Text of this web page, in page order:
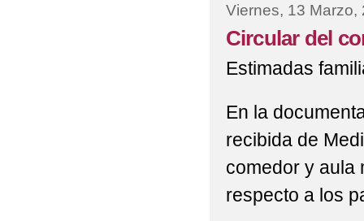
Viernes, 13 Marzo,
Circular del
Estimadas
En la
recibida de
comedor y aula
respecto a los